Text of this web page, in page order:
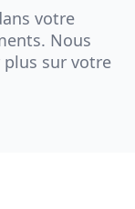
votre
Nous
sur votre